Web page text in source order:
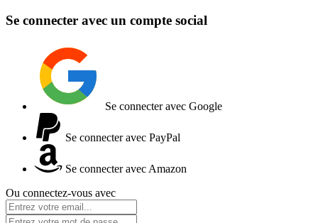
Se connecter avec un compte social
Se connecter avec Google
Se connecter avec PayPal
Se connecter avec Amazon
Ou connectez-vous avec